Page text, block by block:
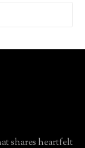
shares heartfelt